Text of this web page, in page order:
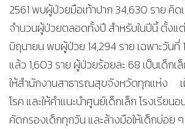
2561 พบผู้ป่วยมือเท้าปาก 34,630 ราย คิ
จำนวนผู้ป่วยตลอดทั้งปี สำหรับในปีนี้ ตั้งแต่
มิถุนายน พบผู้ป่วย 14,294 ราย เฉพาะวันที่
แล้ว 1,603 ราย ผู้ป่วยร้อยละ 68 เป็นเด็กเ
ให้สำนักงานสาธารณสุขจังหวัดทุกแห่ง
โรค และให้คำแนะนำศูนย์เด็กเล็ก โรงเรีย
คัดกรองเด็กทุกวัน และล้างมือให้เด็กบ่อย